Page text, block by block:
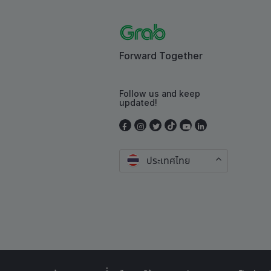
Forward Together
Follow us and keep
updated!
ประเทศไทย